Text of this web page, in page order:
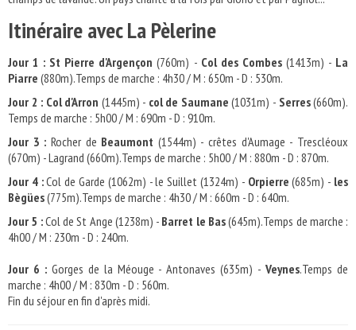
Itinéraire avec La Pèlerine
Jour 1 : St Pierre d'Argençon (760m) - Col des Combes(1413m) - La
Piarre (880m).Temps de marche : 4h30 / M : 650m - D : 530m.
Jour 2 : Col d'Arron (1445m) - col de Saumane (1031m) - Serres(660m).
Temps de marche : 5h00 / M : 690m - D : 910m.
Jour 3 : Rocher de Beaumont (1544m) - crêtes d'Aumage - Trescléoux
(670m) - Lagrand (660m).Temps de marche : 5h00 / M : 880m - D : 870m.
Jour 4 :Col de Garde (1062m) - le Suillet (1324m) - Orpierre (685m) - les
Bègües(775m).Temps de marche : 4h30 / M : 660m - D : 640m.
Jour 5 :Col de St Ange (1238m) - Barret le Bas(645m).Temps de marche :
4h00 / M : 230m - D : 240m.
Jour 6 :Gorges de la Méouge - Antonaves (635m) -Veynes.Temps de
marche : 4h00 / M : 830m - D : 560m.
Fin du séjour en fin d'après midi.